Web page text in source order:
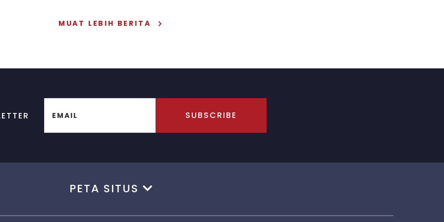
lebih cepatMUAT LEBIH BERITA
EMAIL SUBSCRIBE
PETA SITUS